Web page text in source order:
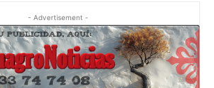
- Advertisement -